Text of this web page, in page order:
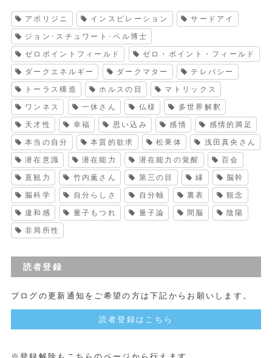
アボリジニ インスピレーション サードアイ
ジョン･スチュワート･ベル博士
ゼロポイントフィールド ゼロ・ポイント・フィールド
ダークエネルギー ダークマター テレパシー
トーラス構造 ホルスの目 マトリックス
ワンネス 一休さん 仏様 多世界解釈
天才性 幸福 思い込み 感情 感情的満足
本当の自分 本質的欲求 松果体 浅田真央さん
潜在意識 潜在能力 潜在能力の覚醒 百会
直観力 竹内薫さん 第三の目 縁 脳幹
脳科学 自分らしさ 自分軸 裏表 観念
違和感 量子もつれ 量子論 間脳 陰陽
非局所性
読者登録
ブログの更新通知をご希望の方は下記からお願いします。
読者登録はこちら